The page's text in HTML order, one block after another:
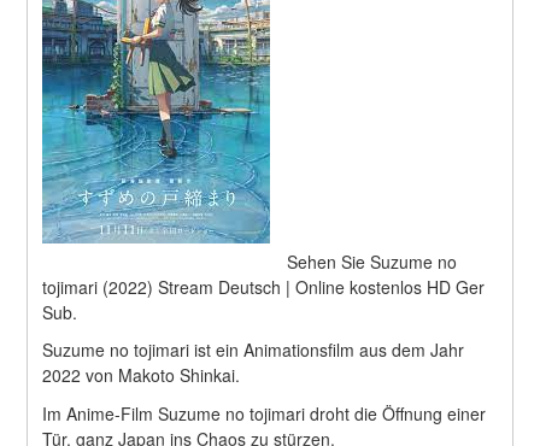
Sehen Sie Suzume no
tojimari (2022) Stream Deutsch | Online kostenlos HD Ger
Sub.
Suzume no tojimari ist ein Animationsfilm aus dem Jahr
2022 von Makoto Shinkai.
Im Anime-Film Suzume no tojimari droht die Öffnung einer
Tür, ganz Japan ins Chaos zu stürzen.